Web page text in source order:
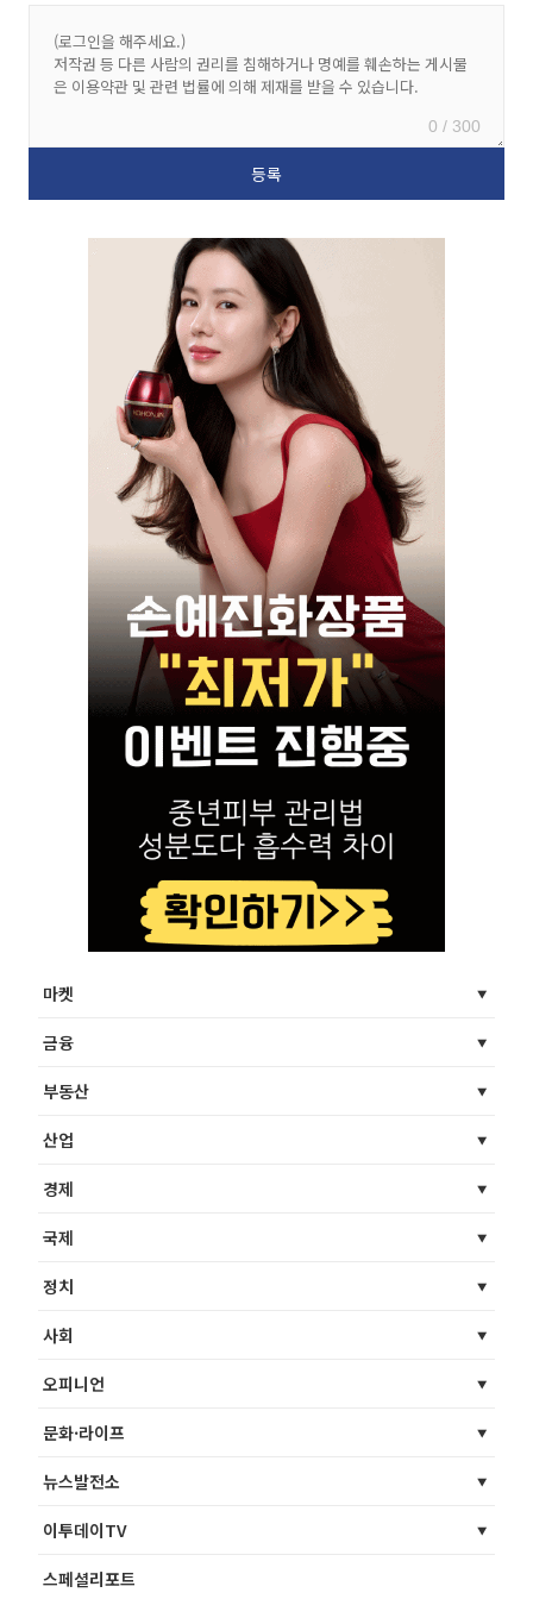
0 / 300
마켓
금융
부동산
산업
경제
국제
정치
사회
오피니언
문화·라이프
뉴스발전소
이투데이TV
스페셜리포트